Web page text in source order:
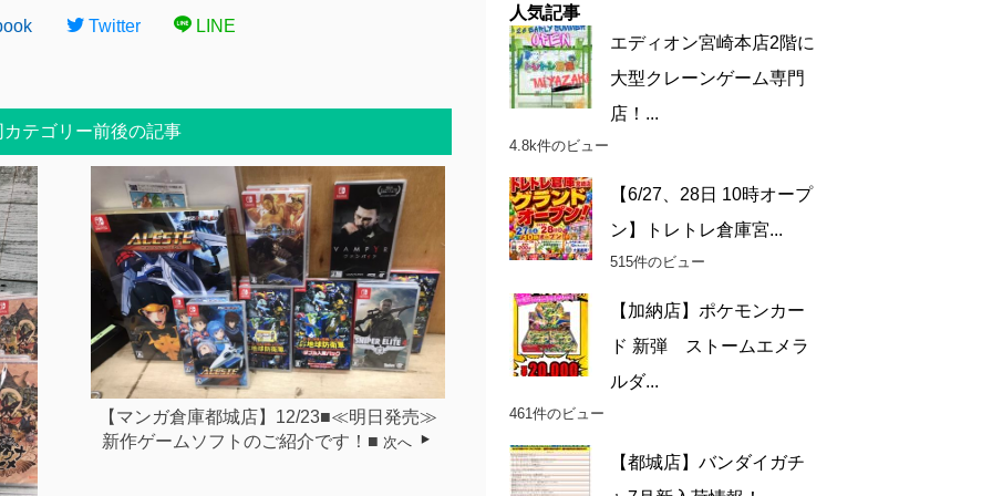
Twitter LINE
カテゴリー前後の記事
【マンガ倉庫都城店】12/23■≪明日発売≫
新作ゲームソフトのご紹介です！■ 次へ
人気記事
エディオン宮崎本店2階に
大型クレーンゲーム専門
店！...
4.8k件のビュー
【6/27、28日 10時オープ
ン】トレトレ倉庫宮...
515件のビュー
【加納店】ポケモンカー
ド 新弾 ストームエメラ
ルダ...
461件のビュー
【都城店】バンダイガチ